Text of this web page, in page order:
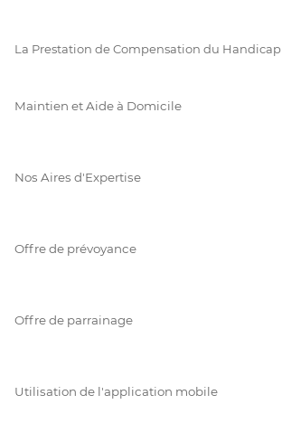
La Prestation de Compensation du Handicap
Maintien et Aide à Domicile
Nos Aires d'Expertise
Offre de prévoyance
Offre de parrainage
Utilisation de l'application mobile